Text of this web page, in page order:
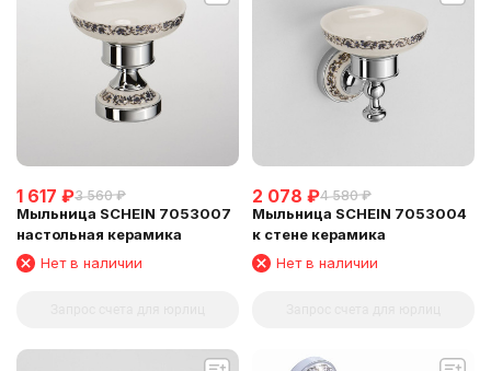
1 617 ₽3 560 ₽
Мыльница SCHEIN 7053007
настольная керамика
Нет в наличии
2 078 ₽4 580 ₽
Мыльница SCHEIN 7053004
к стене керамика
Нет в наличии